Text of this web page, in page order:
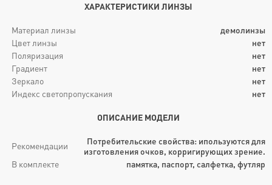
ХАРАКТЕРИСТИКИ ЛИНЗЫ
Материал линзы
демолинзы
Цвет линзы
нет
Поляризация
нет
Градиент
нет
Зеркало
нет
Индекс светопропускания
нет
ОПИСАНИЕ МОДЕЛИ
Рекомендации
Потребительские свойства: ипользуются для
изготовления очков, корригирующих зрение.
В комплекте
памятка, паспорт, салфетка, футляр